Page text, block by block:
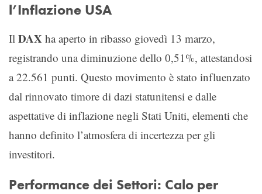
l’Inflazione USA
Il DAX ha aperto in ribasso giovedì 13 marzo,
registrando una diminuzione dello 0,51%, attestandosi
a 22.561 punti. Questo movimento è stato influenzato
dal rinnovato timore di dazi statunitensi e dalle
aspettative di inflazione negli Stati Uniti, elementi che
hanno definito l’atmosfera di incertezza per gli
investitori.
Performance dei Settori: Calo per